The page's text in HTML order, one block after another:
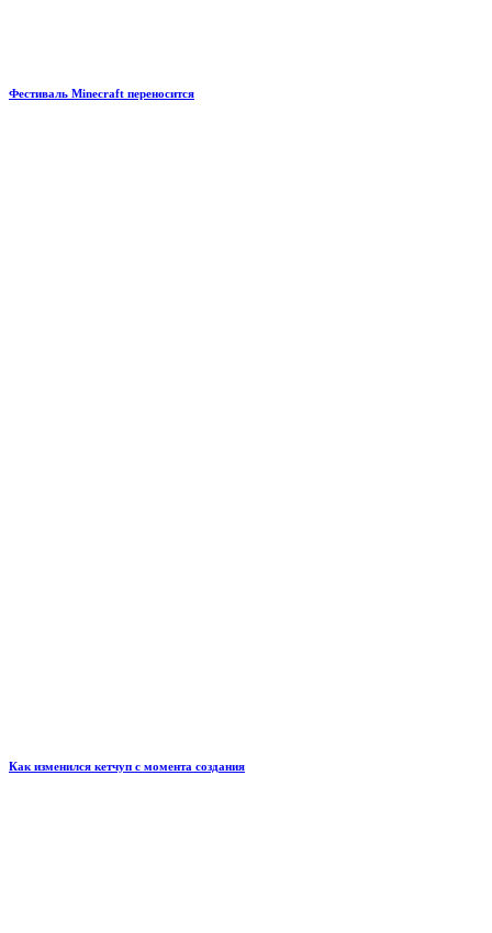
Фестиваль Minecraft переносится
Как изменился кетчуп с момента создания